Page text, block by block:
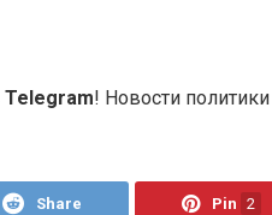
Telegram! Новости
Share Pin 2